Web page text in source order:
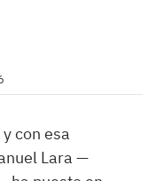
con esa
Lara —